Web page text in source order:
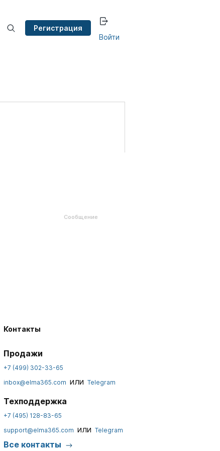
Регистрация
Войти
Сообщение
Контакты
Продажи
+7 (499) 302-33-65
inbox@elma365.com или Telegram
Техподдержка
+7 (495) 128-83-65
support@elma365.com или Telegram
Все контакты